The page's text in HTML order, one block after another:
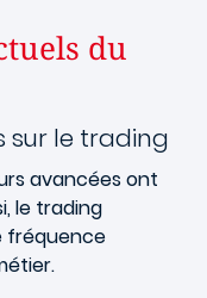
du
sur le trading
avancées ont
le trading
fréquence